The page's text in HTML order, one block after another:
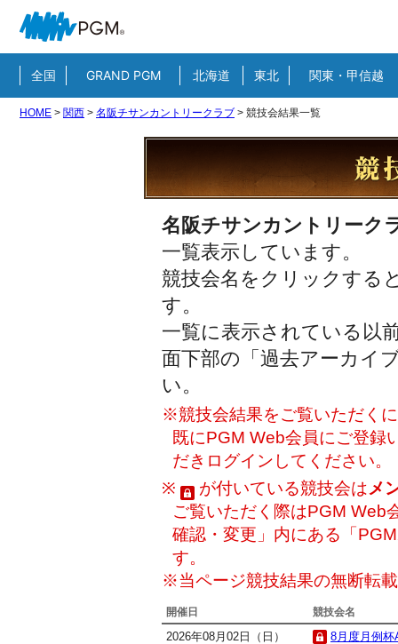
全国 GRAND PGM 北海道 東北 関東・甲信越
HOME > 関西 > 名阪チサンカントリークラブ > 競技会結果一覧
名阪チサンカントリーク
一覧表示しています。
競技会名をクリックする
す。
一覧に表示されている以
面下部の「過去アーカイ
い。
※競技会結果をご覧いただく
既にPGM Web会員にご登録
だきログインしてください。
※
が付いている競技会はメ
ご覧いただく際はPGM Web
確認・変更」内にある「
す。
※当ページ競技結果の無断転
開催日 競技会名
2026年08月02日（日）
8月度月例杯